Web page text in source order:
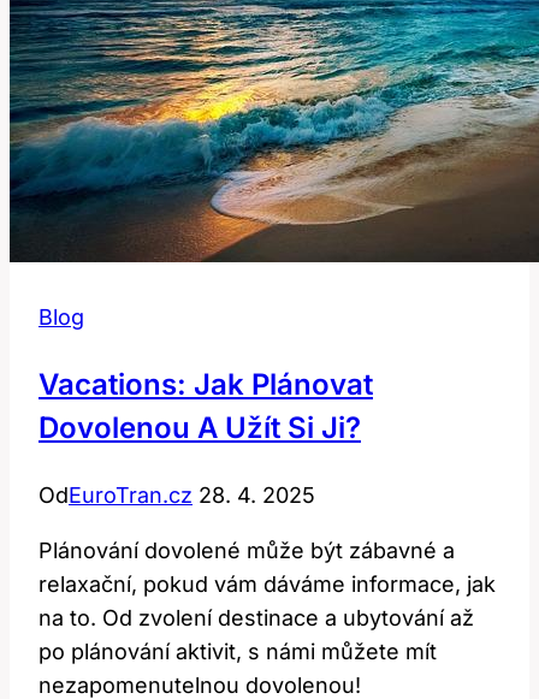
Český
Průvodce
Blog
Vacations: Jak Plánovat
Dovolenou A Užít Si Ji?
OdEuroTran.cz 28. 4. 2025
Plánování dovolené může být zábavné a
relaxační, pokud vám dáváme informace, jak
na to. Od zvolení destinace a ubytování až
po plánování aktivit, s námi můžete mít
nezapomenutelnou dovolenou!